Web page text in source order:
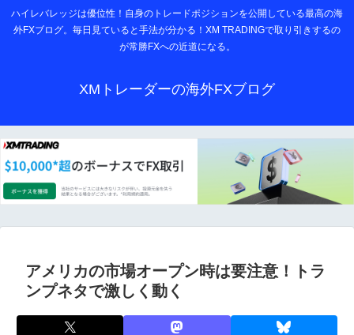
ハイレバレッジは優位性！自身のトレードポジションを公開している最高の海
外FXブログ。毎日見ていると手法が分かる！XM TRADINGで取り引きするの
が常勝FXへの近道になる。
XMトレーダーの海外FXブログ
アメリカの市場オープン時は要注意！トラ
ンプネタで激しく動く